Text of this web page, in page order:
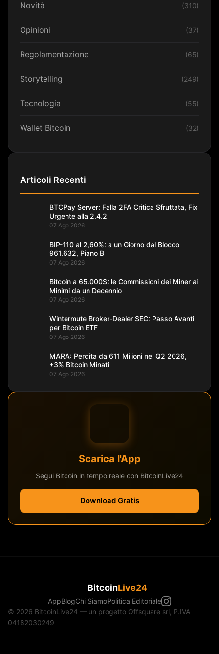
Novità (310)
Opinioni (37)
Regolamentazione (65)
Storytelling (249)
Tecnologia (55)
Wallet Bitcoin (32)
Articoli Recenti
BTCPay Server: Falla 2FA Critica Sfruttata, Fix
Urgente alla 2.4.2
07 Ago 2026
BIP-110 al 2,60%: a un Giorno dal Blocco
961.632, Piano B
07 Ago 2026
Bitcoin a 65.000$: le Commissioni dei Miner ai
Minimi da un Decennio
07 Ago 2026
Wintermute Broker-Dealer SEC: Passo Avanti
per Bitcoin ETF
07 Ago 2026
MARA: Perdita da 611 Milioni nel Q2 2026,
+3% Bitcoin Minati
07 Ago 2026
Scarica l'App
Segui Bitcoin in tempo reale con BitcoinLive24
Download Gratis
BitcoinLive24
AppBlogChi SiamoPolitica Editoriale
© 2026 BitcoinLive24 — un progetto Offsquare srl, P.IVA
04182030249